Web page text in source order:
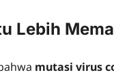
Lebih
mutasi virus